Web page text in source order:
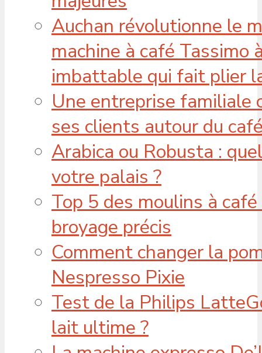
Auchan révolutionne le
machine à café Tassimo
imbattable qui fait plier
Une entreprise familiale
ses clients autour du
Arabica ou Robusta :
votre palais ?
Top 5 des moulins à
broyage précis
Comment changer la
Nespresso Pixie
Test de la Philips
lait ultime ?